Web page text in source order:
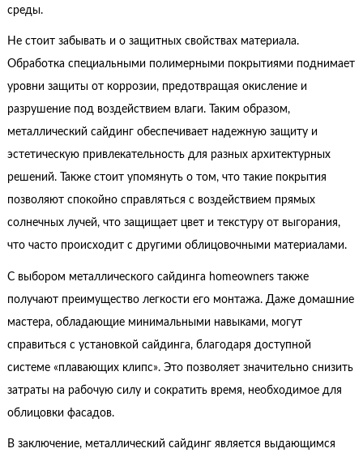
среды.
Не стоит забывать и о защитных свойствах материала.
Обработка специальными полимерными покрытиями поднимает
уровни защиты от коррозии, предотвращая окисление и
разрушение под воздействием влаги. Таким образом,
металлический сайдинг обеспечивает надежную защиту и
эстетическую привлекательность для разных архитектурных
решений. Также стоит упомянуть о том, что такие покрытия
позволяют спокойно справляться с воздействием прямых
солнечных лучей, что защищает цвет и текстуру от выгорания,
что часто происходит с другими облицовочными материалами.
С выбором металлического сайдинга homeowners также
получают преимущество легкости его монтажа. Даже домашние
мастера, обладающие минимальными навыками, могут
справиться с установкой сайдинга, благодаря доступной
системе «плавающих клипс». Это позволяет значительно снизить
затраты на рабочую силу и сократить время, необходимое для
облицовки фасадов.
В заключение, металлический сайдинг является выдающимся